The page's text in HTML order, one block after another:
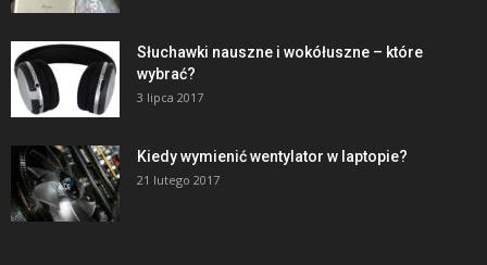
Słuchawki nauszne i wokółuszne – które
wybrać?
3 lipca 2017
Kiedy wymienić wentylator w laptopie?
21 lutego 2017